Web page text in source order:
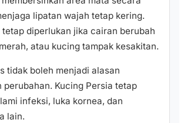
lipatan wajah tetap kering.
tetap diperlukan jika cairan berubah
atau kucing tampak kesakitan.
tidak boleh menjadi alasan
perubahan. Kucing Persia tetap
infeksi, luka kornea, dan
lain.